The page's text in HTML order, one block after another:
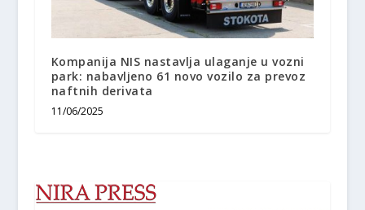
Kompanija NIS nastavlja ulaganje u vozni
park: nabavlјeno 61 novo vozilo za prevoz
naftnih derivata
11/06/2025